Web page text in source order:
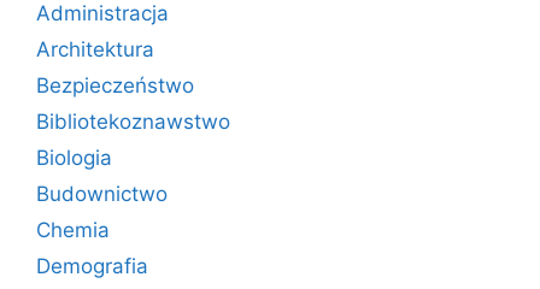
Administracja
Architektura
Bezpieczeństwo
Bibliotekoznawstwo
Biologia
Budownictwo
Chemia
Demografia